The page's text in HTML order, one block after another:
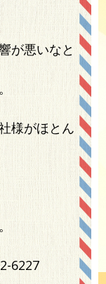
が悪いなと
様がほとん
6227